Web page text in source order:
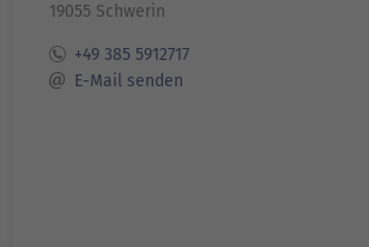
19055 Schwerin
+49 385 5912717
E-Mail senden